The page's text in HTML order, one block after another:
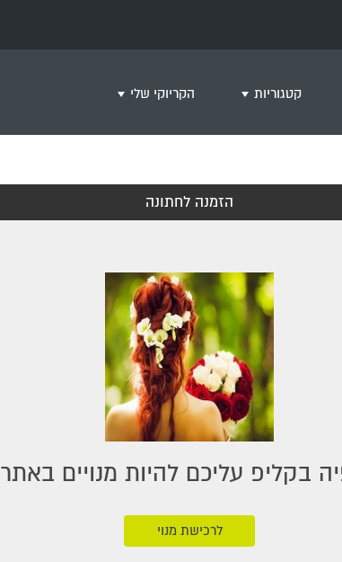
קטגוריות
שירי רוק/פופ
היפ הופ
English songs
שירי ארץ ישראל
שירי אירוויזיון
שירי יום הזיכרון
שירי ילדים
שירי קטנטנים
שירי להקות צבאיות
הקריוקי שלי
+ צור רשימת השמעה חדשההזמנה לחתונה
בקליפ עליכם להיות מנויים באתר
לרכישת מנוי